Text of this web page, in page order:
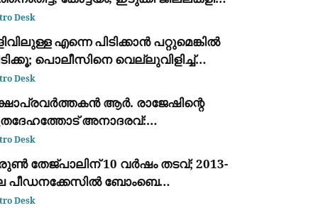
Desk
എന്നെ പിടിക്കാൻ പറ്റുമെങ്കിൽ
പൊലീസിനെ വെല്ലുവിളിച്ച്
അർജുൻ ആയങ്കി
Desk
ആർ. രാജേഷിന്റെ
അനാദരവ്:
ആംബുലൻസിൽ
ചാവക്കാട് വരെ; ഒടുവിൽ
മാറ്റി
Desk
തേജ്പാലിന് 10 വർഷം തടവ്; 2013-
പീഡനക്കേസിൽ ബോംബെ
വിധി
Desk